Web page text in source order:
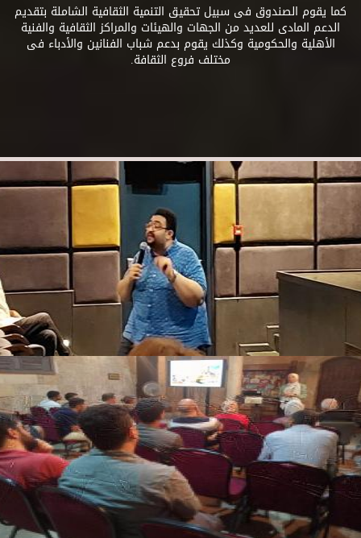
كما يقوم الصندوق فى سبيل تحقيق التنمية الثقافية الشاملة بتقديم
الدعم المادى للعديد من الجهات والهيئات والمراكز الثقافية والفنية
الأهلية والحكومية وكذلك يقوم بدعم شباب الفنانين والأدباء فى
مختلف فروع الثقافة.